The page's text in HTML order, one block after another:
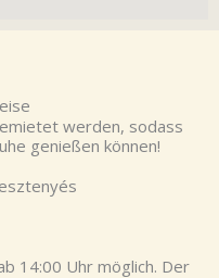
werden, sodass
genießen können!
14:00 Uhr möglich. Der